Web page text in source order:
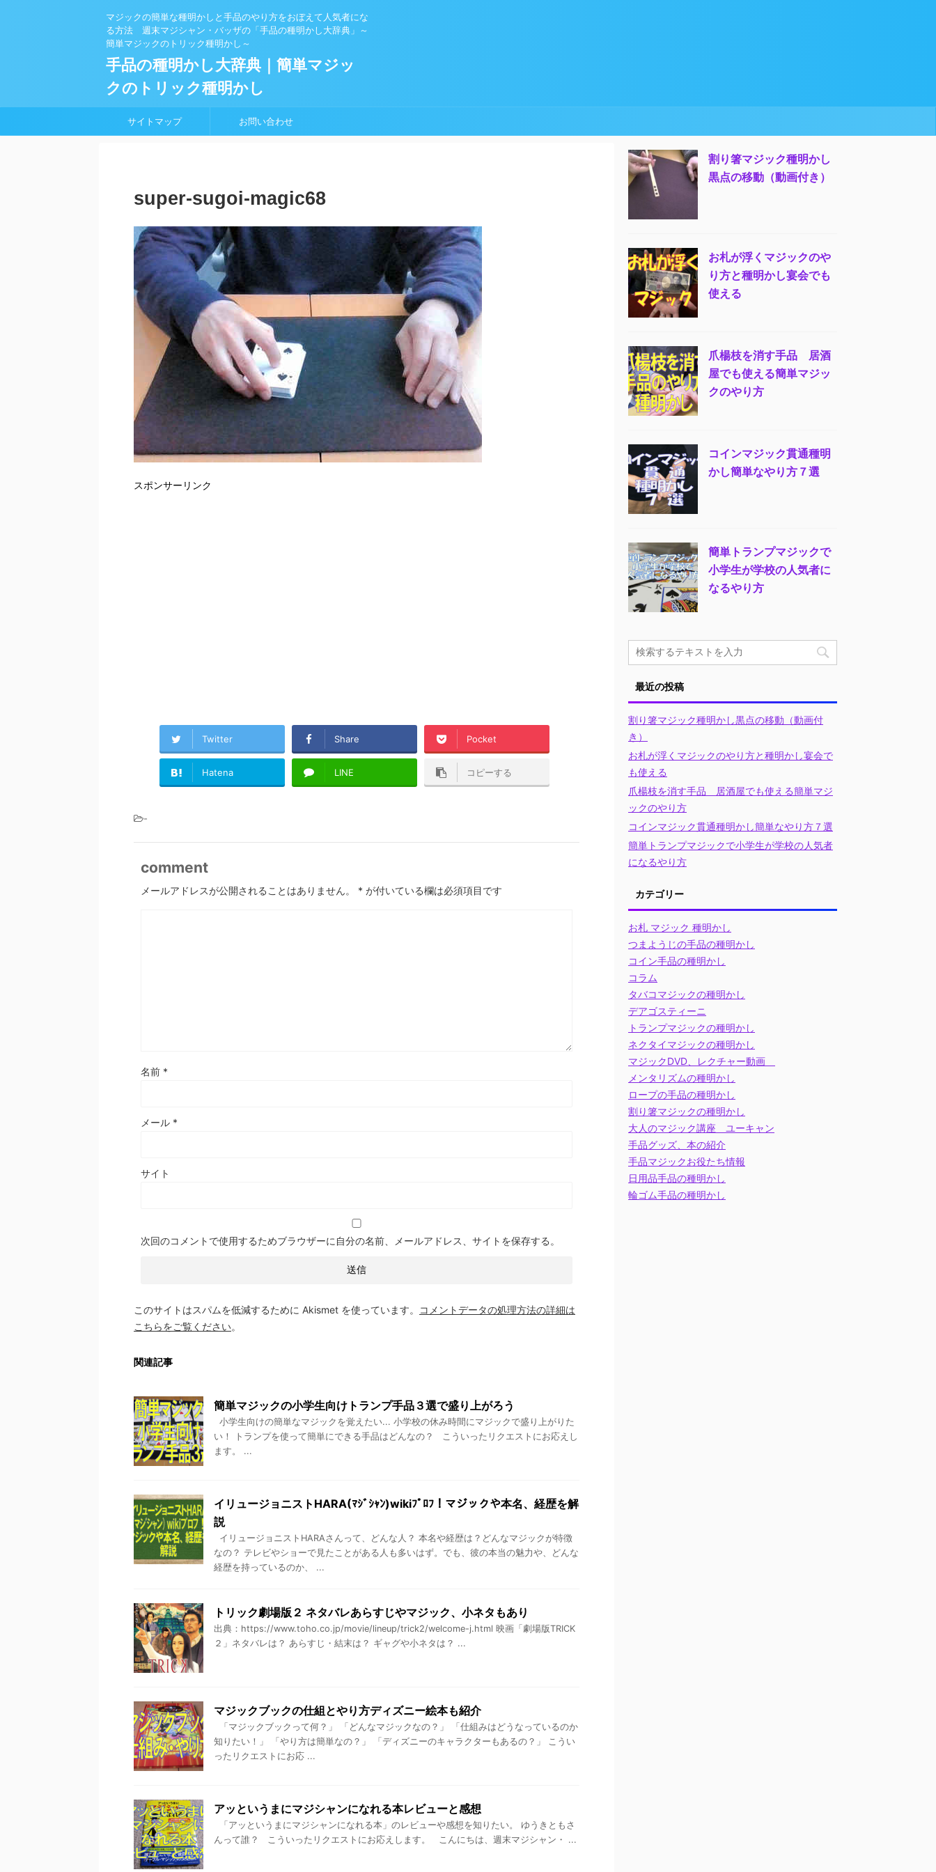
マジックの簡単な種明かしと手品のやり方をおぼえて人気者にな
る方法 週末マジシャン・バッザの「手品の種明かし大辞典」～
簡単マジックのトリック種明かし～
手品の種明かし大辞典｜簡単マジッ
クのトリック種明かし
サイトマップ お問い合わせ
super-sugoi-magic68
スポンサーリンク
Twitter Share Pocket
Hatena LINE コピーする
-
comment
メールアドレスが公開されることはありません。 * が付いている欄は必須項目です
名前 *
メール *
サイト
次回のコメントで使用するためブラウザーに自分の名前、メールアドレス、サイトを保存する。
このサイトはスパムを低減するために Akismet を使っています。
コメントデータの処理方法の詳細は
こちらをご覧ください。
関連記事
簡単マジックの小学生向けトランプ手品３選で盛り上がろう
小学生向けの簡単なマジックを覚えたい... 小学校の休み時間にマジックで盛り上がりた
い！ トランプを使って簡単にできる手品はどんなの？ こういったリクエストにお応えし
ます。 ...
イリュージョニストHARA(ﾏｼﾞｼｬﾝ)wikiﾌﾟﾛﾌ！マジックや本名、経歴を解
説
イリュージョニストHARAさんって、どんな人？ 本名や経歴は？どんなマジックが特徴
なの？ テレビやショーで見たことがある人も多いはず。でも、彼の本当の魅力や、どんな
経歴を持っているのか、 ...
トリック劇場版２ ネタバレあらすじやマジック、小ネタもあり
出典：https://www.toho.co.jp/movie/lineup/trick2/welcome-j.html 映画「劇場版TRICK
２」ネタバレは？ あらすじ・結末は？ ギャグや小ネタは？ ...
マジックブックの仕組とやり方ディズニー絵本も紹介
「マジックブックって何？」 「どんなマジックなの？」 「仕組みはどうなっているのか
知りたい！」 「やり方は簡単なの？」 「ディズニーのキャラクターもあるの？」 こうい
ったリクエストにお応 ...
アッというまにマジシャンになれる本レビューと感想
「アッというまにマジシャンになれる本」のレビューや感想を知りたい。 ゆうきともさ
んって誰？ こういったリクエストにお応えします。 こんにちは、週末マジシャン・ ...
割り箸マジック種明かし
黒点の移動（動画付き）
お札が浮くマジックのや
り方と種明かし宴会でも
使える
爪楊枝を消す手品 居酒
屋でも使える簡単マジッ
クのやり方
コインマジック貫通種明
かし簡単なやり方７選
簡単トランプマジックで
小学生が学校の人気者に
なるやり方
最近の投稿
割り箸マジック種明かし黒点の移動（動画付
き）
お札が浮くマジックのやり方と種明かし宴会で
も使える
爪楊枝を消す手品 居酒屋でも使える簡単マジ
ックのやり方
コインマジック貫通種明かし簡単なやり方７選
簡単トランプマジックで小学生が学校の人気者
になるやり方
カテゴリー
お札 マジック 種明かし
つまようじの手品の種明かし
コイン手品の種明かし
コラム
タバコマジックの種明かし
デアゴスティーニ
トランプマジックの種明かし
ネクタイマジックの種明かし
マジックDVD、レクチャー動画
メンタリズムの種明かし
ロープの手品の種明かし
割り箸マジックの種明かし
大人のマジック講座 ユーキャン
手品グッズ、本の紹介
手品マジックお役たち情報
日用品手品の種明かし
輪ゴム手品の種明かし